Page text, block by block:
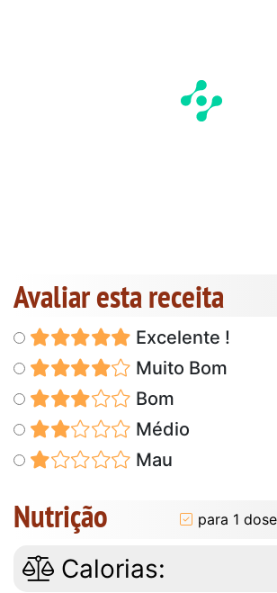
Avaliar esta receita
Excelente !
Muito Bom
Bom
Médio
Mau
Nutrição para 1 dose
Calorias: